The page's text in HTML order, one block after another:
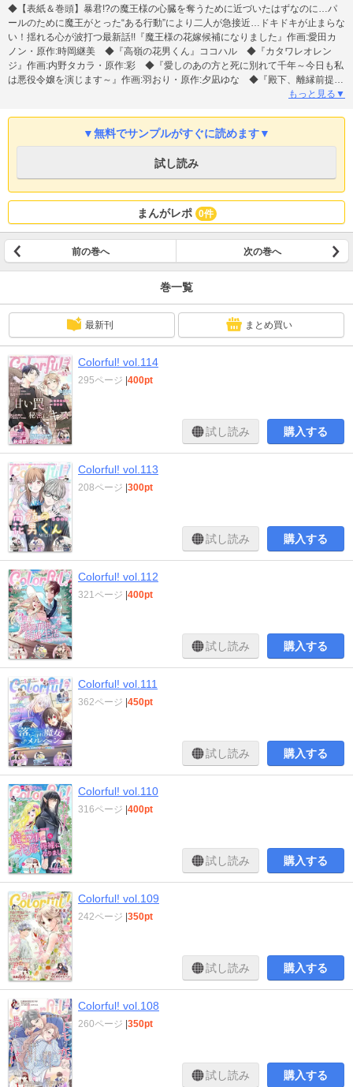
◆【表紙＆巻頭】暴君!?の魔王様の心臓を奪うために近づいたはずなのに…パ
ールのために魔王がとった“ある行動”により二人が急接近…ドキドキが止まらな
い！揺れる心が波打つ最新話!!『魔王様の花嫁候補になりました』作画:愛田カ
ノン・原作:時岡継美 ◆『高嶺の花男くん』ココハル ◆『カタワレオレン
ジ』作画:内野タカラ・原作:彩 ◆『愛しのあの方と死に別れて千年～今日も私
は悪役令嬢を演じます～』作画:羽おり・原作:夕凪ゆな ◆『殿下、離縁前提の
結婚生活、いかがですか？』作画:汐かなか・原作:扇レンナ ◆『マトモな恋じ
こぼれ魔女のためのメルヘン』作画:星奈もゆの・原作:中村朱里 ◆『書く女と
編む男─恋に落とされては困ります！─』真弓こうた ◆【最終話!!】『妖の嫁
(しょくりょう)になんてなりませんので』南海本体 ◆『兄サーの姫～推しの妹
に転生したけど、絶対に結ばれてみせます！～』Leu(ﾚｳ)
もっと見る▼
▼無料でサンプルがすぐに読めます▼
試し読み
まんがレポ 0件
前の巻へ 次の巻へ
巻一覧
最新刊 まとめ買い
Colorful! vol.114
295ページ |400pt
試し読み 購入する
Colorful! vol.113
208ページ |300pt
試し読み 購入する
Colorful! vol.112
321ページ |400pt
試し読み 購入する
Colorful! vol.111
362ページ |450pt
試し読み 購入する
Colorful! vol.110
316ページ |400pt
試し読み 購入する
Colorful! vol.109
242ページ |350pt
試し読み 購入する
Colorful! vol.108
260ページ |350pt
試し読み 購入する